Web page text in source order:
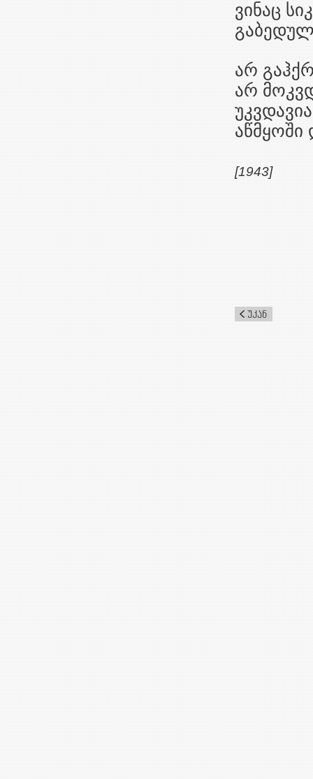
ვინაც
არ
არ
აწმყოში
[1943]